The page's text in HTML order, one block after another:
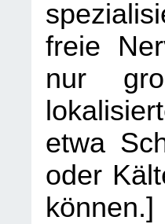
freie
nur
etwa
oder
können.]